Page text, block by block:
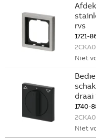
rvs
1721-
Niet
1740-
Niet